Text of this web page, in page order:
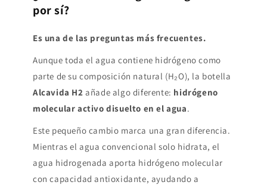
por sí?
Es una de las preguntas más frecuentes.
Aunque toda el agua contiene hidrógeno como
parte de su composición natural (H₂O), la botella
Alcavida H2 añade algo diferente: hidrógeno
molecular activo disuelto en el agua.
Este pequeño cambio marca una gran diferencia.
Mientras el agua convencional solo hidrata, el
agua hidrogenada aporta hidrógeno molecular
con capacidad antioxidante, ayudando a